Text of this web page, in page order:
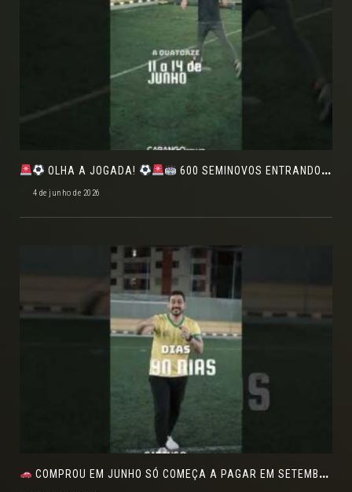
OLHA A JOGADA! 600 SEMINOVOS ENTRANDO EM CAMPO NO FEIRÃO DE VERDADE!
4 de junho de 2026
COMPROU EM JUNHO SÓ COMEÇA A PAGAR EM SETEMBRO!NO FEIRÃO DE VERDADE EM ARACJU